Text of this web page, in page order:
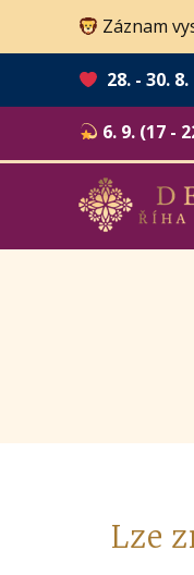
Záznam
28. - 30. 8.
6. 9. (17 -
Lze